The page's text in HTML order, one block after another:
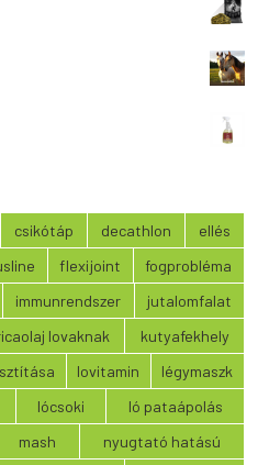
csikótáp decathlon
ellés
flexijoint
fogprobléma
immunrendszer
jutalomfalat
lovaknak
kutyafekhely
lovitamin
légymaszk
lócsoki
ló pataápolás
mash
nyugtató hatású